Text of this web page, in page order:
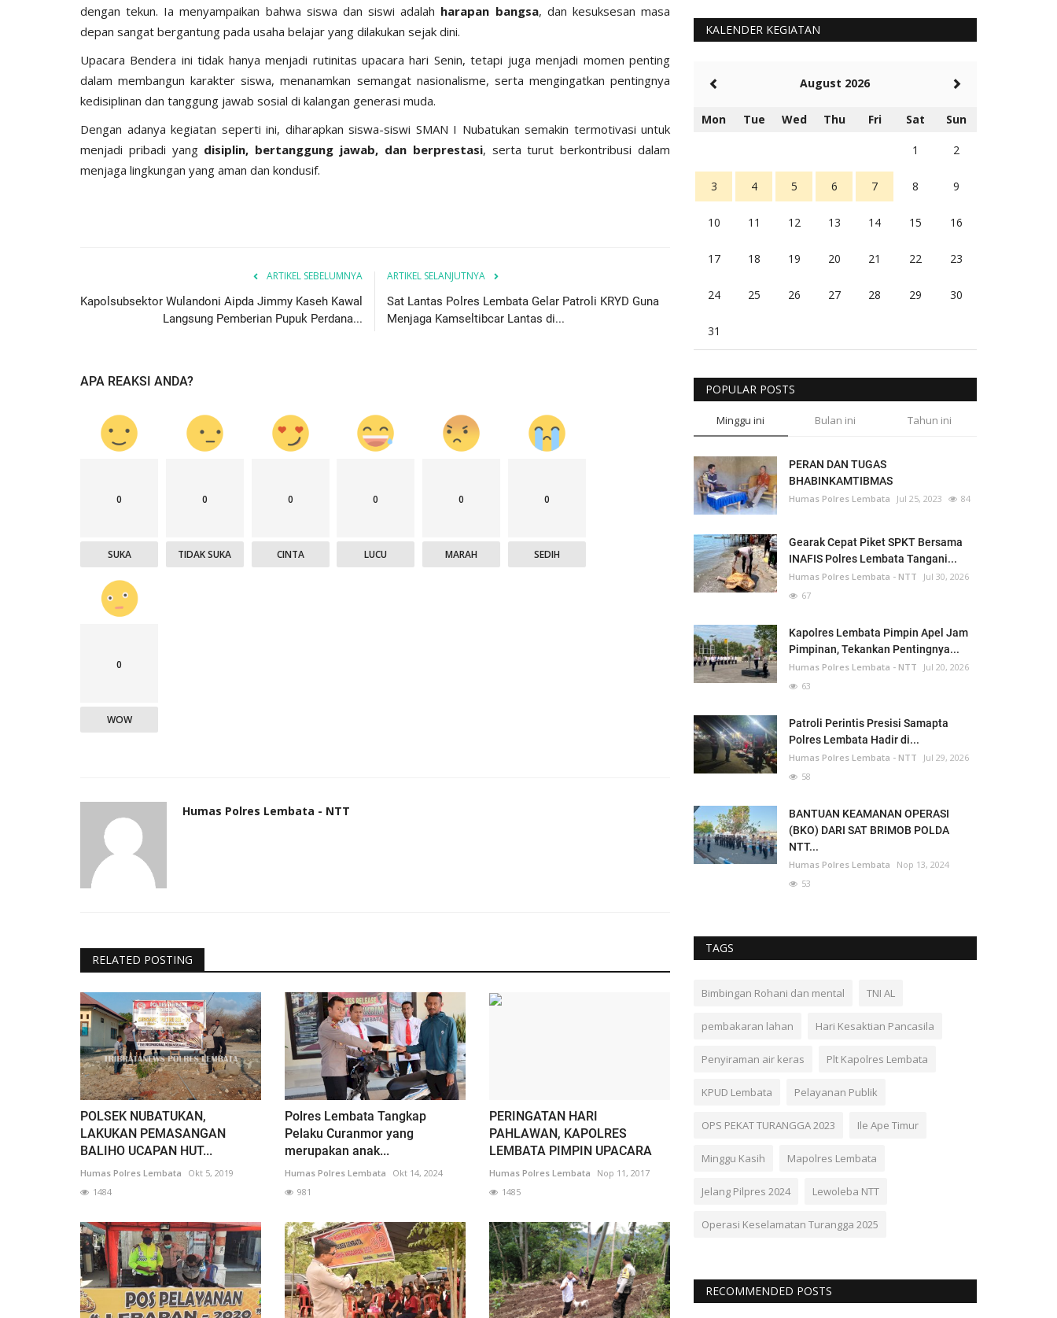
dengan tekun. Ia menyampaikan bahwa siswa dan siswi adalah harapan bangsa, dan kesuksesan masa
depan sangat bergantung pada usaha belajar yang dilakukan sejak dini.
Upacara Bendera ini tidak hanya menjadi rutinitas upacara hari Senin, tetapi juga menjadi momen penting
dalam membangun karakter siswa, menanamkan semangat nasionalisme, serta mengingatkan pentingnya
kedisiplinan dan tanggung jawab sosial di kalangan generasi muda.
Dengan adanya kegiatan seperti ini, diharapkan siswa-siswi SMAN I Nubatukan semakin termotivasi untuk
menjadi pribadi yang disiplin, bertanggung jawab, dan berprestasi, serta turut berkontribusi dalam
menjaga lingkungan yang aman dan kondusif.
ARTIKEL SEBELUMNYA
Kapolsubsektor Wulandoni Aipda Jimmy Kaseh Kawal
Langsung Pemberian Pupuk Perdana...
ARTIKEL SELANJUTNYA
Sat Lantas Polres Lembata Gelar Patroli KRYD Guna
Menjaga Kamseltibcar Lantas di...
APA REAKSI ANDA?
0
SUKA
0
TIDAK SUKA
0
CINTA
0
LUCU
0
MARAH
0
SEDIH
0
WOW
Humas Polres Lembata - NTT
RELATED POSTING
POLSEK NUBATUKAN,
LAKUKAN PEMASANGAN
BALIHO UCAPAN HUT...
Humas Polres Lembata
Okt 5, 2019
1484
Polres Lembata Tangkap
Pelaku Curanmor yang
merupakan anak...
Humas Polres Lembata
Okt 14, 2024
981
PERINGATAN HARI
PAHLAWAN, KAPOLRES
LEMBATA PIMPIN UPACARA
Humas Polres Lembata
Nop 11, 2017
1485
KALENDER KEGIATAN
August 2026
Mon Tue Wed Thu Fri Sat Sun
1 2
3 4 5 6 7 8 9
10 11 12 13 14 15 16
17 18 19 20 21 22 23
24 25 26 27 28 29 30
31
POPULAR POSTS
Minggu ini Bulan ini Tahun ini
PERAN DAN TUGAS
BHABINKAMTIBMAS
Humas Polres Lembata Jul 25, 2023 84
Gearak Cepat Piket SPKT Bersama
INAFIS Polres Lembata Tangani...
Humas Polres Lembata - NTT
Jul 30, 2026
67
Kapolres Lembata Pimpin Apel Jam
Pimpinan, Tekankan Pentingnya...
Humas Polres Lembata - NTT
Jul 20, 2026
63
Patroli Perintis Presisi Samapta
Polres Lembata Hadir di...
Humas Polres Lembata - NTT
Jul 29, 2026
58
BANTUAN KEAMANAN OPERASI
(BKO) DARI SAT BRIMOB POLDA
NTT...
Humas Polres Lembata
Nop 13, 2024
53
TAGS
Bimbingan Rohani dan mental TNI AL
pembakaran lahan Hari Kesaktian Pancasila
Penyiraman air keras Plt Kapolres Lembata
KPUD Lembata Pelayanan Publik
OPS PEKAT TURANGGA 2023 Ile Ape Timur
Minggu Kasih Mapolres Lembata
Jelang Pilpres 2024 Lewoleba NTT
Operasi Keselamatan Turangga 2025
RECOMMENDED POSTS